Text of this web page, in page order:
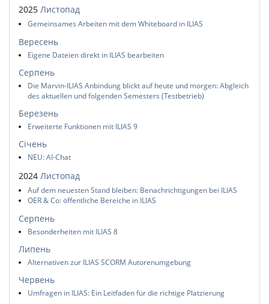
2025 Листопад
Gemeinsames Arbeiten mit dem Whiteboard in ILIAS
Вересень
Eigene Dateien direkt in ILIAS bearbeiten
Серпень
Die Marvin-ILIAS Anbindung blickt auf heute und morgen: Abgleich
des aktuellen und folgenden Semesters (Testbetrieb)
Березень
Erweiterte Funktionen mit ILIAS 9
Січень
NEU: AI-Chat
2024 Листопад
Auf dem neuesten Stand bleiben: Benachrichtigungen bei ILIAS
OER & Co: öffentliche Bereiche in ILIAS
Серпень
Besonderheiten mit ILIAS 8
Липень
Alternativen zur ILIAS SCORM Autorenumgebung
Червень
Umfragen in ILIAS: Ein Leitfaden für die richtige Platzierung